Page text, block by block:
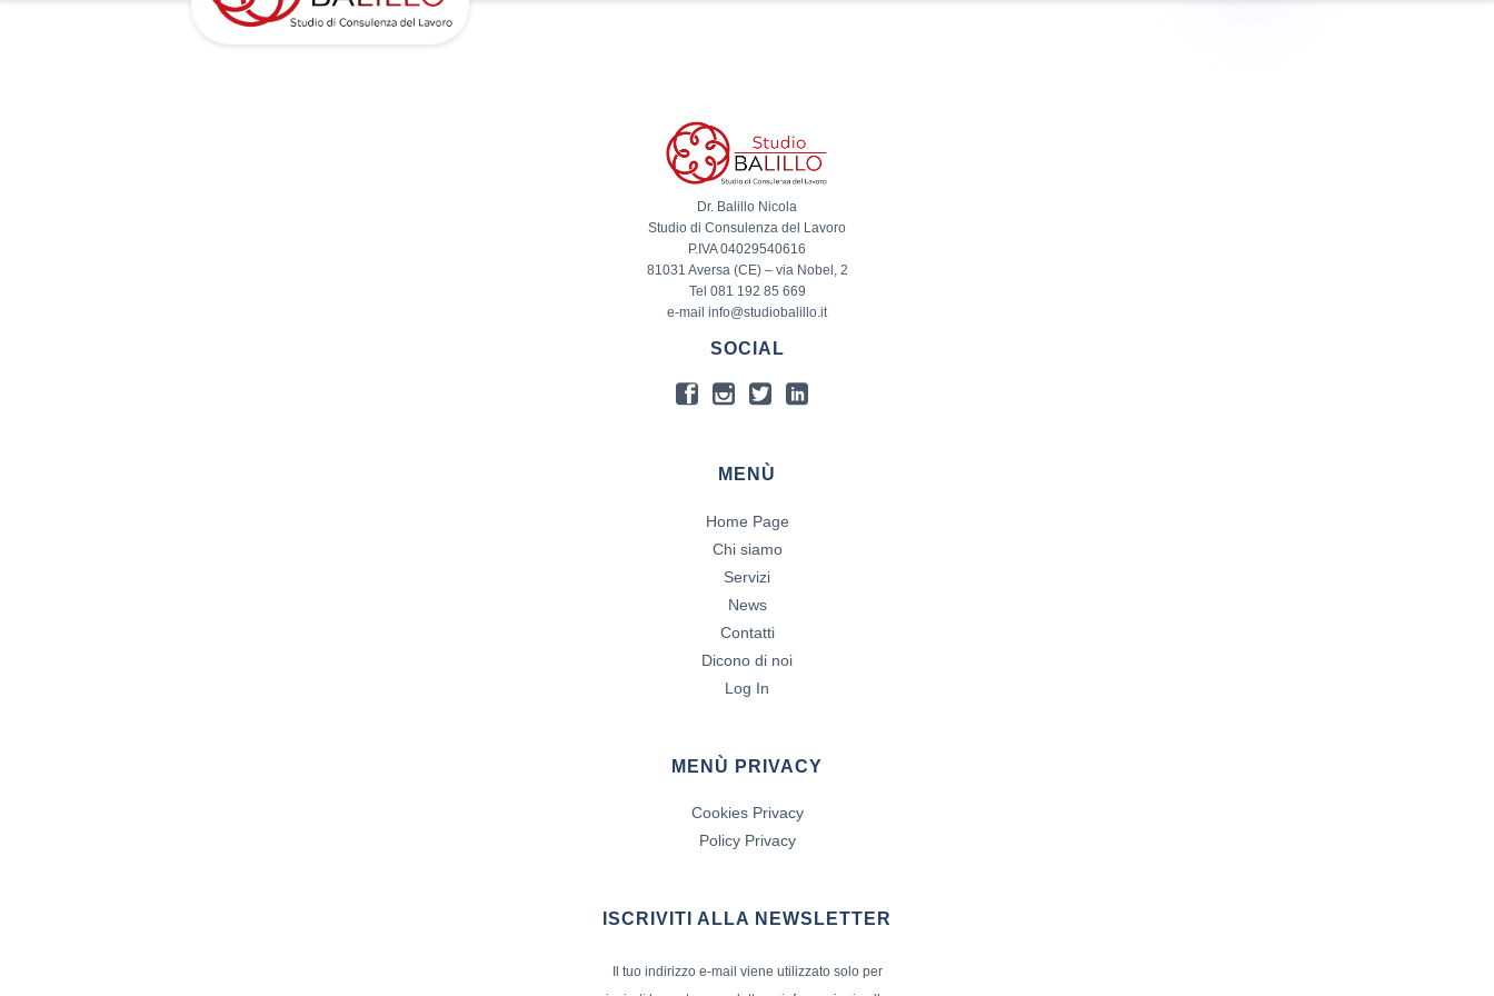
Dr. Balillo Nicola
Studio di Consulenza del Lavoro
P.IVA 04029540616
81031 Aversa (CE) – via Nobel, 2
Tel 081 192 85 669
e-mail info@studiobalillo.it
SOCIAL
MENÙ
Home Page
Chi siamo
Servizi
News
Contatti
Dicono di noi
Log In
MENÙ PRIVACY
Cookies Privacy
Policy Privacy
ISCRIVITI ALLA NEWSLETTER
Il tuo indirizzo e-mail viene utilizzato solo per